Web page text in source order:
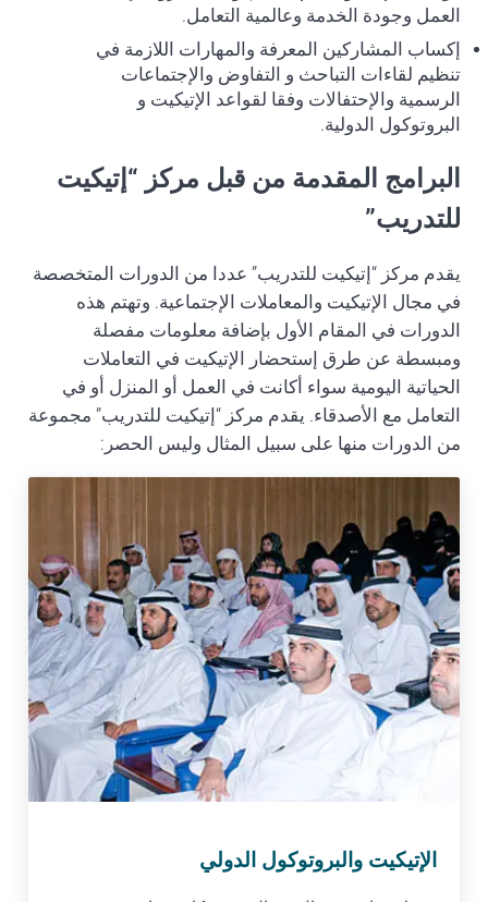
العمل وجودة الخدمة وعالمية التعامل.
إكساب المشاركين المعرفة والمهارات اللازمة في
تنظيم لقاءات التباحث و التفاوض والإجتماعات
الرسمية والإحتفالات وفقا لقواعد الإتيكيت و
البروتوكول الدولية.
البرامج المقدمة من قبل مركز “إتيكيت
للتدريب”
يقدم مركز “إتيكيت للتدريب” عددا من الدورات المتخصصة
في مجال الإتيكيت والمعاملات الإجتماعية. وتهتم هذه
الدورات في المقام الأول بإضافة معلومات مفصلة
ومبسطة عن طرق إستحضار الإتيكيت في التعاملات
الحياتية اليومية سواء أكانت في العمل أو المنزل أو في
التعامل مع الأصدقاء. يقدم مركز “إتيكيت للتدريب” مجموعة
من الدورات منها على سبيل المثال وليس الحصر:
الإتيكيت والبروتوكول الدولي